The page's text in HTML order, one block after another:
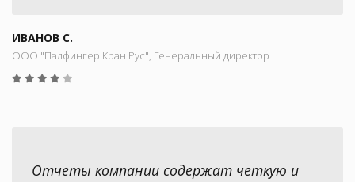
ИВАНОВ С.
ООО "Палфингер Кран Рус", Генеральный директор
Отчеты компании содержат четкую и